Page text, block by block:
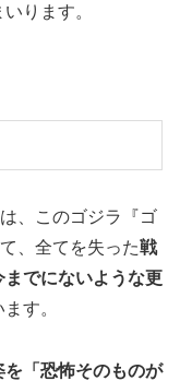
ります。
、このゴジラ『ゴ
、全てを失った戦
でにないような更
す。
を「恐怖そのものが